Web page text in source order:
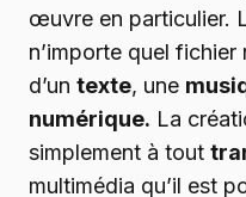
œuvre en particulier.
n’importe quel fichier
d’un texte, une
numérique. La
simplement à tout
multimédia qu’il est